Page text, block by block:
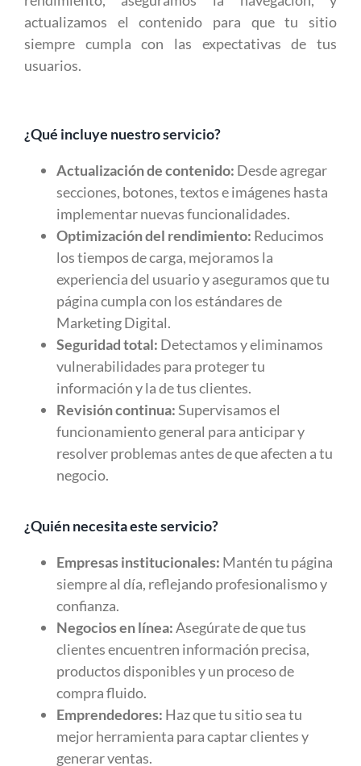
actualizamos el contenido para que tu sitio
siempre cumpla con las expectativas de tus
usuarios.
¿Qué incluye nuestro servicio?
Actualización de contenido: Desde agregar
secciones, botones, textos e imágenes hasta
implementar nuevas funcionalidades.
Optimización del rendimiento: Reducimos
los tiempos de carga, mejoramos la
experiencia del usuario y aseguramos que tu
página cumpla con los estándares de
Marketing Digital.
Seguridad total: Detectamos y eliminamos
vulnerabilidades para proteger tu
información y la de tus clientes.
Revisión continua:Supervisamos el
funcionamiento general para anticipar y
resolver problemas antes de que afecten a tu
negocio.
¿Quién necesita este servicio?
Empresas institucionales: Mantén tu página
siempre al día, reflejando profesionalismo y
confianza.
Negocios en línea:Asegúrate de que tus
clientes encuentren información precisa,
productos disponibles y un proceso de
compra fluido.
Emprendedores: Haz que tu sitio sea tu
mejor herramienta para captar clientes y
generar ventas.